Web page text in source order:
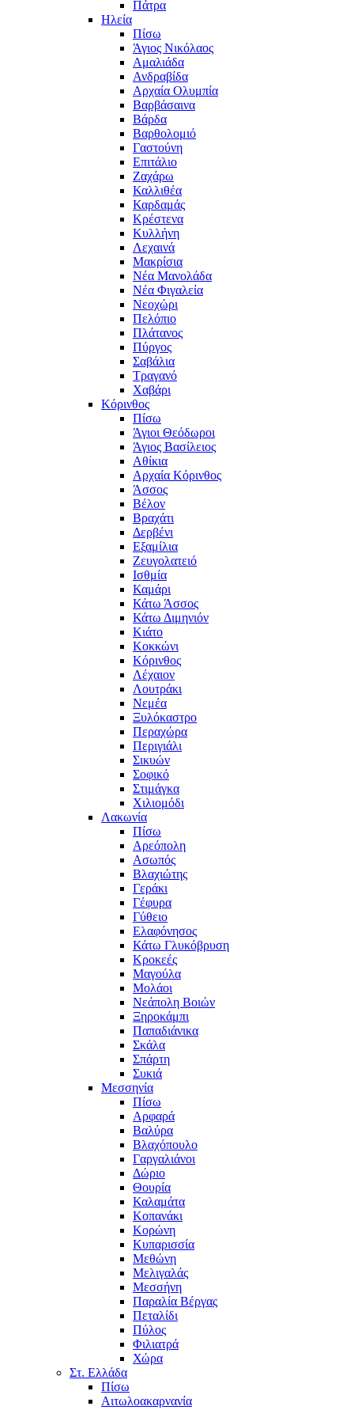
Πάτρα
Ηλεία
Πίσω
Άγιος Νικόλαος
Αμαλιάδα
Ανδραβίδα
Αρχαία Ολυμπία
Βαρβάσαινα
Βάρδα
Βαρθολομιό
Γαστούνη
Επιτάλιο
Ζαχάρω
Καλλιθέα
Καρδαμάς
Κρέστενα
Κυλλήνη
Λεχαινά
Μακρίσια
Νέα Μανολάδα
Νέα Φιγαλεία
Νεοχώρι
Πελόπιο
Πλάτανος
Πύργος
Σαβάλια
Τραγανό
Χαβάρι
Κόρινθος
Πίσω
Άγιοι Θεόδωροι
Άγιος Βασίλειος
Αθίκια
Αρχαία Κόρινθος
Άσσος
Βέλον
Βραχάτι
Δερβένι
Εξαμίλια
Ζευγολατειό
Ισθμία
Καμάρι
Κάτω Άσσος
Κάτω Διμηνιόν
Κιάτο
Κοκκώνι
Κόρινθος
Λέχαιον
Λουτράκι
Νεμέα
Ξυλόκαστρο
Περαχώρα
Περιγιάλι
Σικυών
Σοφικό
Στιμάγκα
Χιλιομόδι
Λακωνία
Πίσω
Αρεόπολη
Ασωπός
Βλαχιώτης
Γεράκι
Γέφυρα
Γύθειο
Ελαφόνησος
Κάτω Γλυκόβρυση
Κροκεές
Μαγούλα
Μολάοι
Νεάπολη Βοιών
Ξηροκάμπι
Παπαδιάνικα
Σκάλα
Σπάρτη
Συκιά
Μεσσηνία
Πίσω
Αρφαρά
Βαλύρα
Βλαχόπουλο
Γαργαλιάνοι
Δώριο
Θουρία
Καλαμάτα
Κοπανάκι
Κορώνη
Κυπαρισσία
Μεθώνη
Μελιγαλάς
Μεσσήνη
Παραλία Βέργας
Πεταλίδι
Πύλος
Φιλιατρά
Χώρα
Στ. Ελλάδα
Πίσω
Αιτωλοακαρνανία